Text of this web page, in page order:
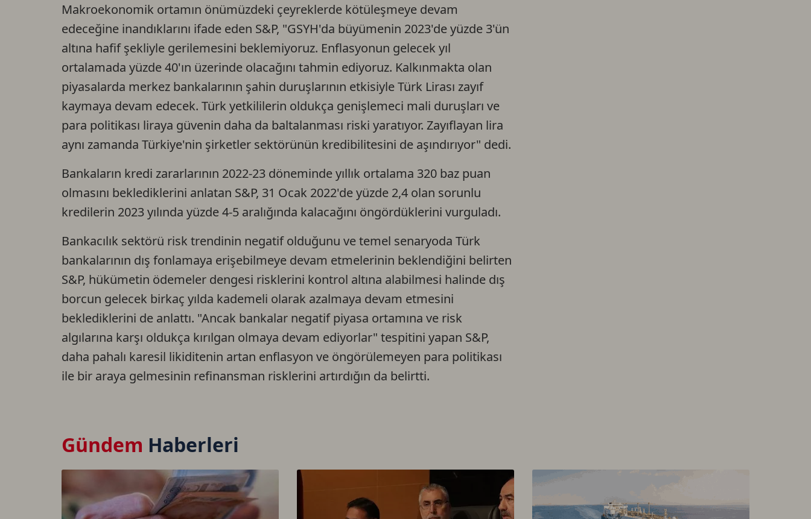
Makroekonomik ortamın önümüzdeki çeyreklerde kötüleşmeye devam
edeceğine inandıklarını ifade eden S&P, "GSYH'da büyümenin 2023'de yüzde 3'ün
altına hafif şekliyle gerilemesini beklemiyoruz. Enflasyonun gelecek yıl
ortalamada yüzde 40'ın üzerinde olacağını tahmin ediyoruz. Kalkınmakta olan
piyasalarda merkez bankalarının şahin duruşlarının etkisiyle Türk Lirası zayıf
kaymaya devam edecek. Türk yetkililerin oldukça genişlemeci mali duruşları ve
para politikası liraya güvenin daha da baltalanması riski yaratıyor. Zayıflayan lira
aynı zamanda Türkiye'nin şirketler sektörünün kredibilitesini de aşındırıyor" dedi.
Bankaların kredi zararlarının 2022-23 döneminde yıllık ortalama 320 baz puan
olmasını beklediklerini anlatan S&P, 31 Ocak 2022'de yüzde 2,4 olan sorunlu
kredilerin 2023 yılında yüzde 4-5 aralığında kalacağını öngördüklerini vurguladı.
Bankacılık sektörü risk trendinin negatif olduğunu ve temel senaryoda Türk
bankalarının dış fonlamaya erişebilmeye devam etmelerinin beklendiğini belirten
S&P, hükümetin ödemeler dengesi risklerini kontrol altına alabilmesi halinde dış
borcun gelecek birkaç yılda kademeli olarak azalmaya devam etmesini
beklediklerini de anlattı. "Ancak bankalar negatif piyasa ortamına ve risk
algılarına karşı oldukça kırılgan olmaya devam ediyorlar" tespitini yapan S&P,
daha pahalı karesil likiditenin artan enflasyon ve öngörülemeyen para politikası
ile bir araya gelmesinin refinansman risklerini artırdığın da belirtti.
Gündem Haberleri